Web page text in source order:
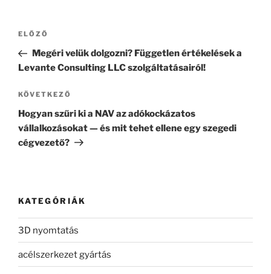
Bejegyzés
Korábbi
bejegyzés
ELŐZŐ
Megéri velük dolgozni? Független értékelések a
Levante Consulting LLC szolgáltatásairól!
Következő
bejegyzés
KÖVETKEZŐ
Hogyan szűri ki a NAV az adókockázatos
vállalkozásokat — és mit tehet ellene egy szegedi
cégvezető?
KATEGÓRIÁK
3D nyomtatás
acélszerkezet gyártás